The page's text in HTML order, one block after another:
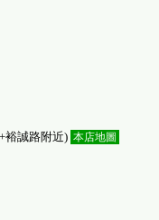
裕誠路附近) 本店地圖